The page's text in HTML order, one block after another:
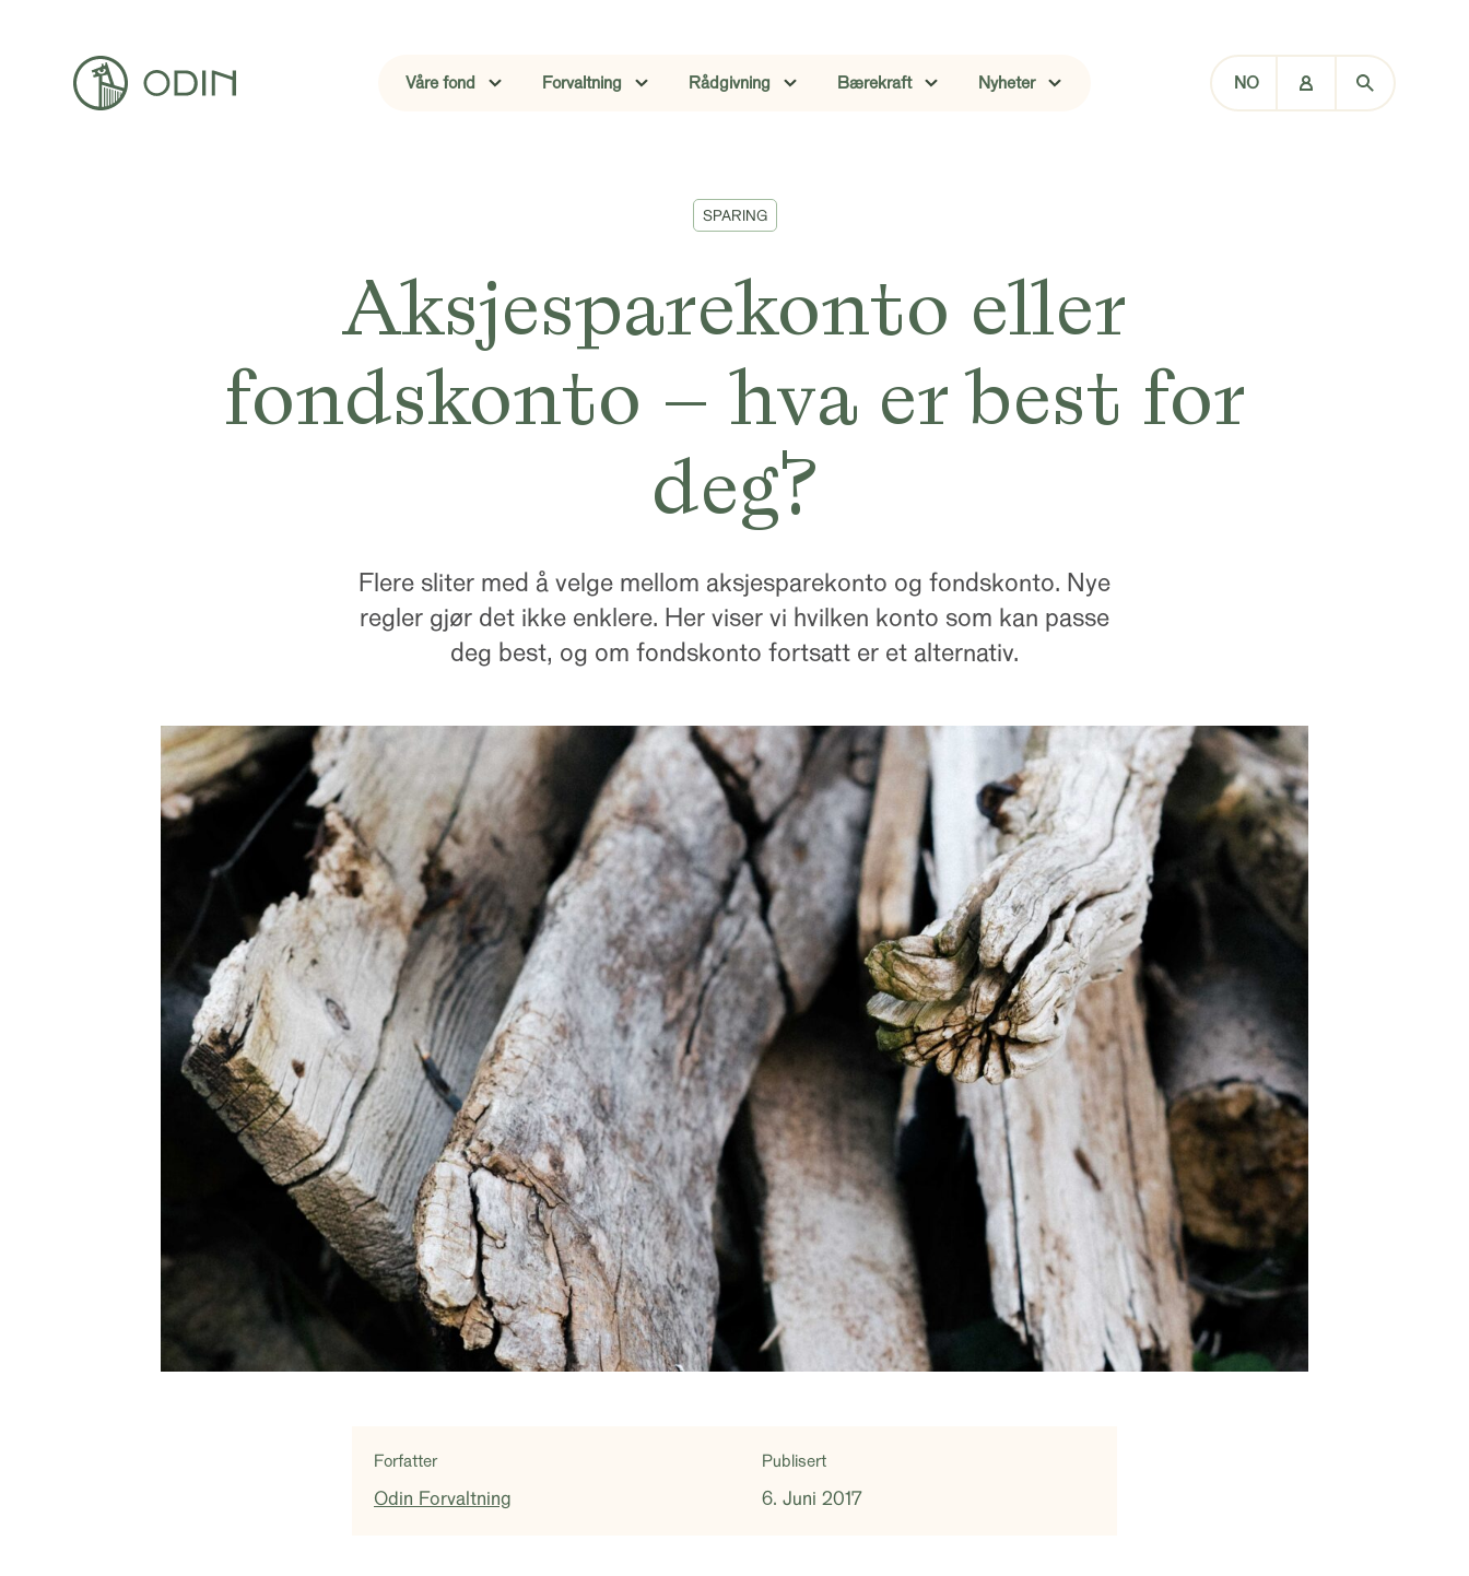
Våre fond Forvaltning Rådgivning Bærekraft Nyheter NO
SPARING
Aksjesparekonto eller
fondskonto – hva er best for
deg?
Flere sliter med å velge mellom aksjesparekonto og fondskonto. Nye
regler gjør det ikke enklere. Her viser vi hvilken konto som kan passe
deg best, og om fondskonto fortsatt er et alternativ.
Forfatter
Odin Forvaltning
Publisert
6. Juni 2017